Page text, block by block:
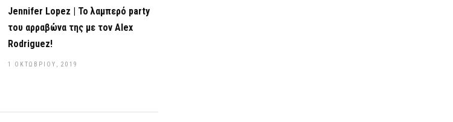
Jennifer Lopez | Το λαμπερό party
του αρραβώνα της με τον Alex
Rodriguez!
1 ΟΚΤΩΒΡΊΟΥ, 2019